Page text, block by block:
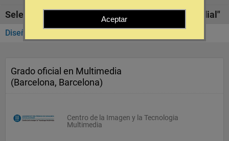
Seleccione la SubCategoría de "Diseño Multimedial"
Diseño Web
Grado oficial en Multimedia
(Barcelona, Barcelona)
Centro de la Imagen y la Tecnologia
Multimedia
Aceptar